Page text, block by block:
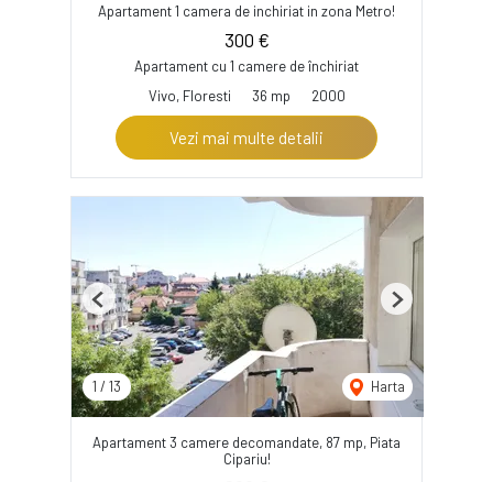
Apartament 1 camera de inchiriat in zona Metro!
300 €
Apartament cu 1 camere de închiriat
Vivo, Floresti
36 mp 2000
Vezi mai multe detalii
1 / 13 Harta
Previous Next
Apartament 3 camere decomandate, 87 mp, Piata
Cipariu!